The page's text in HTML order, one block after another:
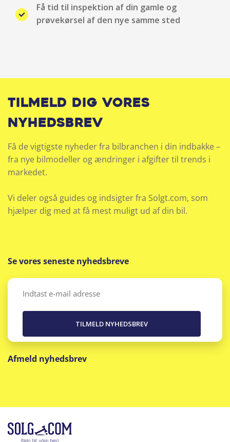
LED baglygter
Multifunktionsrat
Musikstreaming via bluetooth
Nøglefri adgang og håndfri åbning af bagklap
Nøglefri start
Parkeringssensor bag
Planlagt forvarmning af kabine
Radio
Touchskærm
Få tid til inspektion af din gamle og
prøvekørsel af den nye samme sted
Tilmeld dig vores
nyhedsbrev
Få de vigtigste nyheder fra bilbranchen i din indbakke –
fra nye bilmodeller og ændringer i afgifter til trends i
markedet.
Vi deler også guides og indsigter fra Solgt.com, som
hjælper dig med at få mest muligt ud af din bil.
Se vores seneste nyhedsbreve
Email
Afmeld nyhedsbrev